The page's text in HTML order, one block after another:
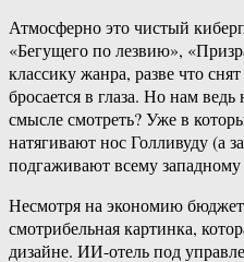
Атмосферно это чистый
«Бегущего по лезвию»,
классику жанра, разве что
бросается в глаза. Но нам
смысле смотреть? Уже в
натягивают нос Голливуду (а
подгаживают всему
Несмотря на экономию
смотрибельная картинка,
дизайне. ИИ-отель под